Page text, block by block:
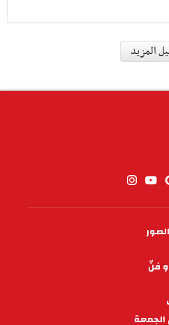
كرة القدم
في الملاعب
تحولا جديدا في مسار